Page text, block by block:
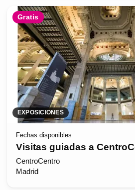
Gratis
EXPOSICIONES
Fechas disponibles
Visitas guiadas a
CentroCentro
Madrid